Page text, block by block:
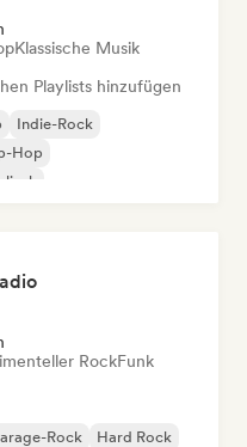
Klassische Musik
Playlists hinzufügen
Indie-Rock
Hop
RockFunk
Rock
Hard Rock